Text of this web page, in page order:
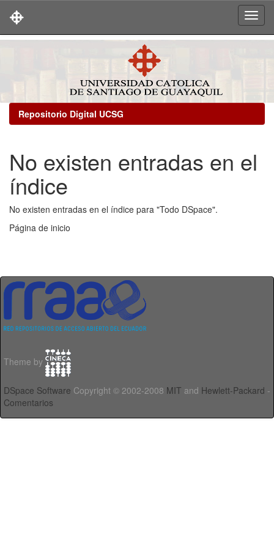
Repositorio Digital UCSG
No existen entradas en el
índice
No existen entradas en el índice para "Todo DSpace".
Página de inicio
Theme by
DSpace Software Copyright © 2002-2008 MIT and Hewlett-Packard -
Comentarios